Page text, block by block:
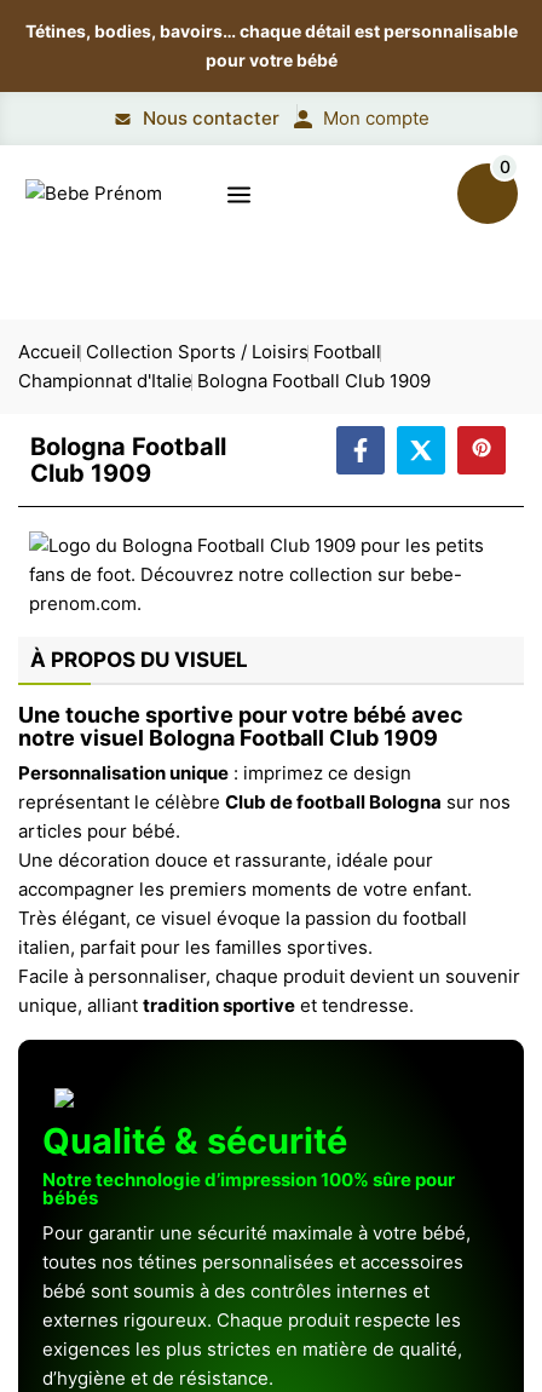
Tétines, bodies, bavoirs…chaque détail est personnalisable
pour votre bébé
Nous contacter Mon compte
0
Accueil Collection Sports / Loisirs Football
Championnat d'Italie Bologna Football Club 1909
Bologna Football
Club 1909
À PROPOS DU VISUEL
Une touche sportive pour votre bébé avec
notre visuel Bologna Football Club 1909
Personnalisation unique : imprimez ce design
représentant le célèbre Clu­b de football Bologna sur nos
articles pour bébé.
Une décoration douce et rassurante, idéale pour
accompagner les premiers moments de votre enfant.
Très élégant, ce visuel évoque la passion du football
italien, parfait pour les familles sportives.
Facile à personnaliser, chaque produit devient un souvenir
unique, alliant tradition sportive et tendresse.
Qualité & sécurité
Notre technologie d’impression 100% sûre pour
bébés
Pour garantir une sécurité maximale à votre bébé,
toutes nos tétines personnalisées et accessoires
bébé sont soumis à des contrôles internes et
externes rigoureux. Chaque produit respecte les
exigences les plus strictes en matière de qualité,
d’hygiène et de résistance.